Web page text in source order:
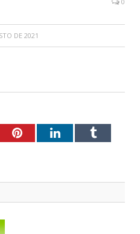
DE 2021
PinterestLinkedInTumblr